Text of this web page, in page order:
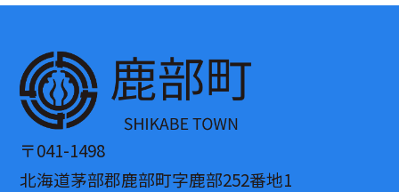
〒041-1498
北海道茅部郡鹿部町字鹿部252番地1